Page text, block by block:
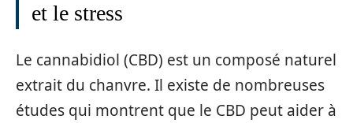
et le stress
Le cannabidiol (CBD) est un composé naturel
extrait du chanvre. Il existe de nombreuses
études qui montrent que le CBD peut aider à